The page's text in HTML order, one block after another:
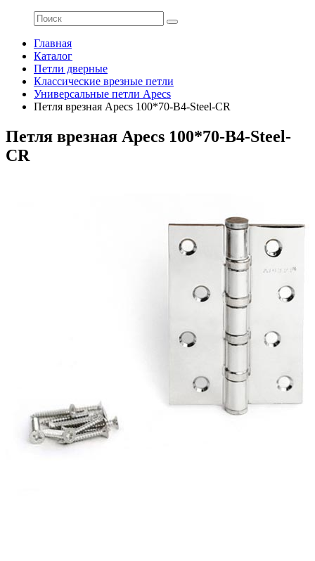
Главная
Каталог
Петли дверные
Классические врезные петли
Универсальные петли Apecs
Петля врезная Apecs 100*70-B4-Steel-CR
Петля врезная Apecs 100*70-B4-Steel-
CR